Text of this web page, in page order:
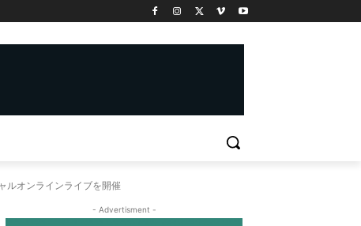
ルオンラインライブを開催
- Advertisment -